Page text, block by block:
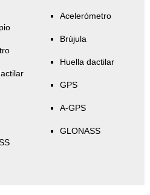
Acelerómetro
Brújula
Huella dactilar
GPS
A-GPS
GLONASS